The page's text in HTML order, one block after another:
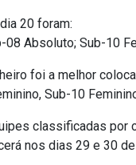
20 foram:
08 Absoluto; Sub-10
foi a melhor
Sub-10
classificadas por
nos dias 29 e 30